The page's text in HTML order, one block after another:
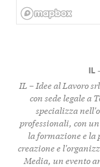
IL
IL – Idee al Lavoro srl
con sede legale a
specializza
professionali, con
la formazione e la
creazione e
Media, un evento